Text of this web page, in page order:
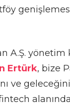
A.Ş. yönetim
Ertürk, bize
ve